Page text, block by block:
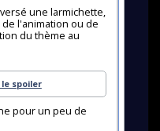
une larmichette,
l'animation ou de
du thème au
spoiler
pour un peu de